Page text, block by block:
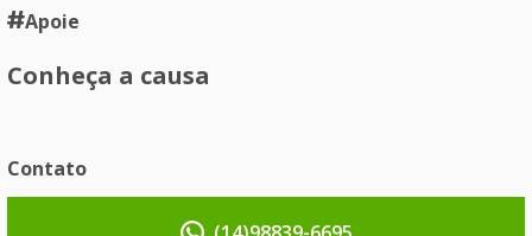
Apoie
Conheça a causa
Contato